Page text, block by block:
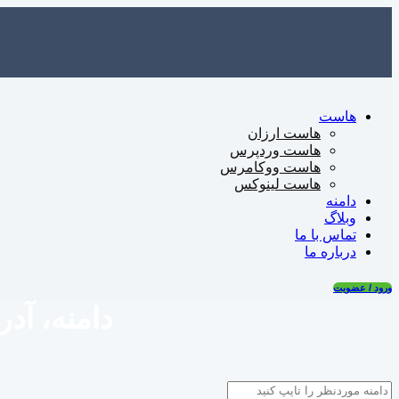
هاست
هاست ارزان
هاست وردپرس
هاست ووکامرس
هاست لینوکس
دامنه
وبلاگ
تماس با ما
درباره ما
ورود / عضویت